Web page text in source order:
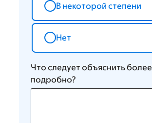
В некоторой степени
Нет
Что следует объяснить более
подробно?